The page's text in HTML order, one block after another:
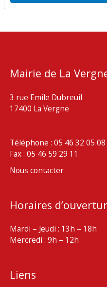
Mairie de La
3 rue Emile Dubreuil
17400 La Vergne
Téléphone : 05 46 32 05 08
Fax : 05 46 59 29 11
Nous contacter
Horaires
Mardi – Jeudi : 13h – 18h
Mercredi : 9h – 12h
Liens